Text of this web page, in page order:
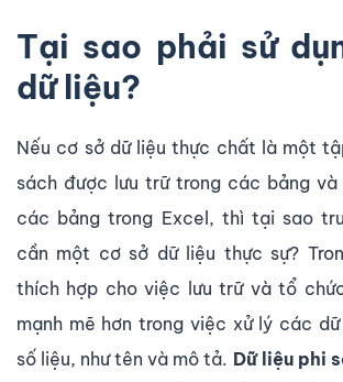
Tại sao phải sử
dữ liệu?
Nếu cơ sở dữ liệu thực chất là một
sách được lưu trữ trong các bảng
các bảng trong Excel, thì tại sao
cần một cơ sở dữ liệu thực sự?
thích hợp cho việc lưu trữ và tổ
mạnh mẽ hơn trong việc xử lý các
số liệu, như tên và mô tả. Dữ liệu phi